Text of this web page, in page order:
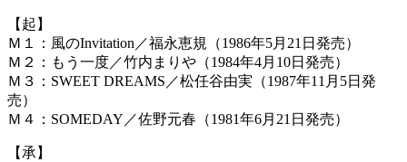
【起】
Ｍ１：風のInvitation／福永恵規（1986年5月21日発売）
Ｍ２：もう一度／竹内まりや（1984年4月10日発売）
Ｍ３：SWEET DREAMS／松任谷由実（1987年11月5日発
売）
Ｍ４：SOMEDAY／佐野元春（1981年6月21日発売）
【承】